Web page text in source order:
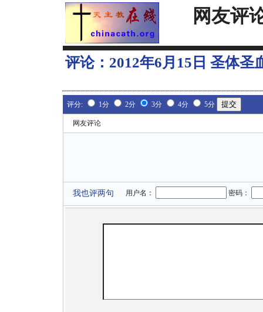
网友评
评论： 2012年6月15日 圣体
评分: 1分 2分 3分 4分 5分
网友评论
我也评两句 用户名： 密码：